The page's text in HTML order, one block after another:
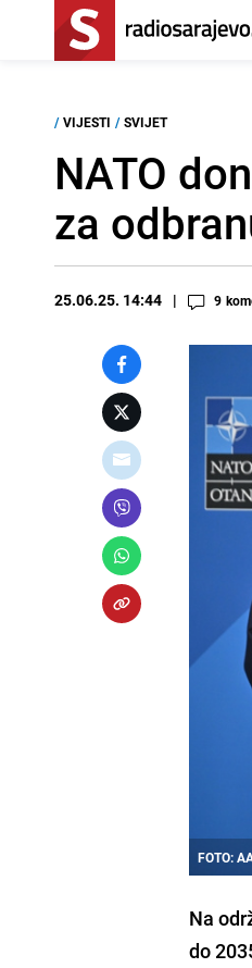
/ VIJESTI / SVIJET
NATO
za
25.06.25. 14:44 9
FOTO:
Na
do